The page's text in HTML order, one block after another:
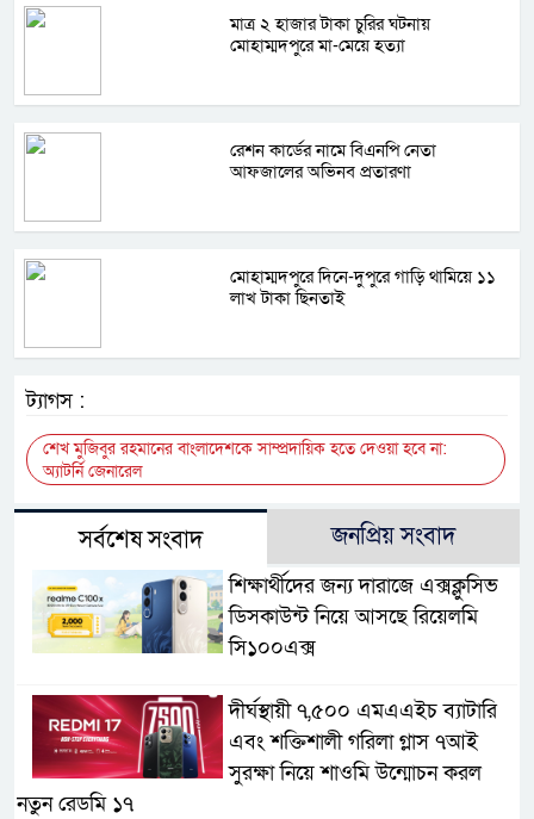
মাত্র ২ হাজার টাকা চুরির ঘটনায়
মোহাম্মদপুরে মা-মেয়ে হত্যা
রেশন কার্ডের নামে বিএনপি নেতা
আফজালের অভিনব প্রতারণা
মোহাম্মদপুরে দিনে-দুপুরে গাড়ি থামিয়ে ১১
লাখ টাকা ছিনতাই
ট্যাগস :
শেখ মুজিবুর রহমানের বাংলাদেশকে সাম্প্রদায়িক হতে দেওয়া হবে না:
অ্যাটর্নি জেনারেল
সর্বশেষ সংবাদ জনপ্রিয় সংবাদ
শিক্ষার্থীদের জন্য দারাজে এক্সক্লুসিভ
ডিসকাউন্ট নিয়ে আসছে রিয়েলমি
সি১০০এক্স
দীর্ঘস্থায়ী ৭,৫০০ এমএএইচ ব্যাটারি
এবং শক্তিশালী গরিলা গ্লাস ৭আই
সুরক্ষা নিয়ে শাওমি উন্মোচন করল
নতুন রেডমি ১৭